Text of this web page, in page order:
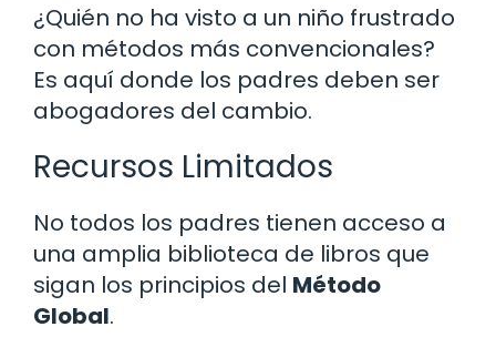
¿Quién no ha visto a un niño frustrado
con métodos más convencionales?
Es aquí donde los padres deben ser
abogadores del cambio.
Recursos Limitados
No todos los padres tienen acceso a
una amplia biblioteca de libros que
sigan los principios del Método
Global.